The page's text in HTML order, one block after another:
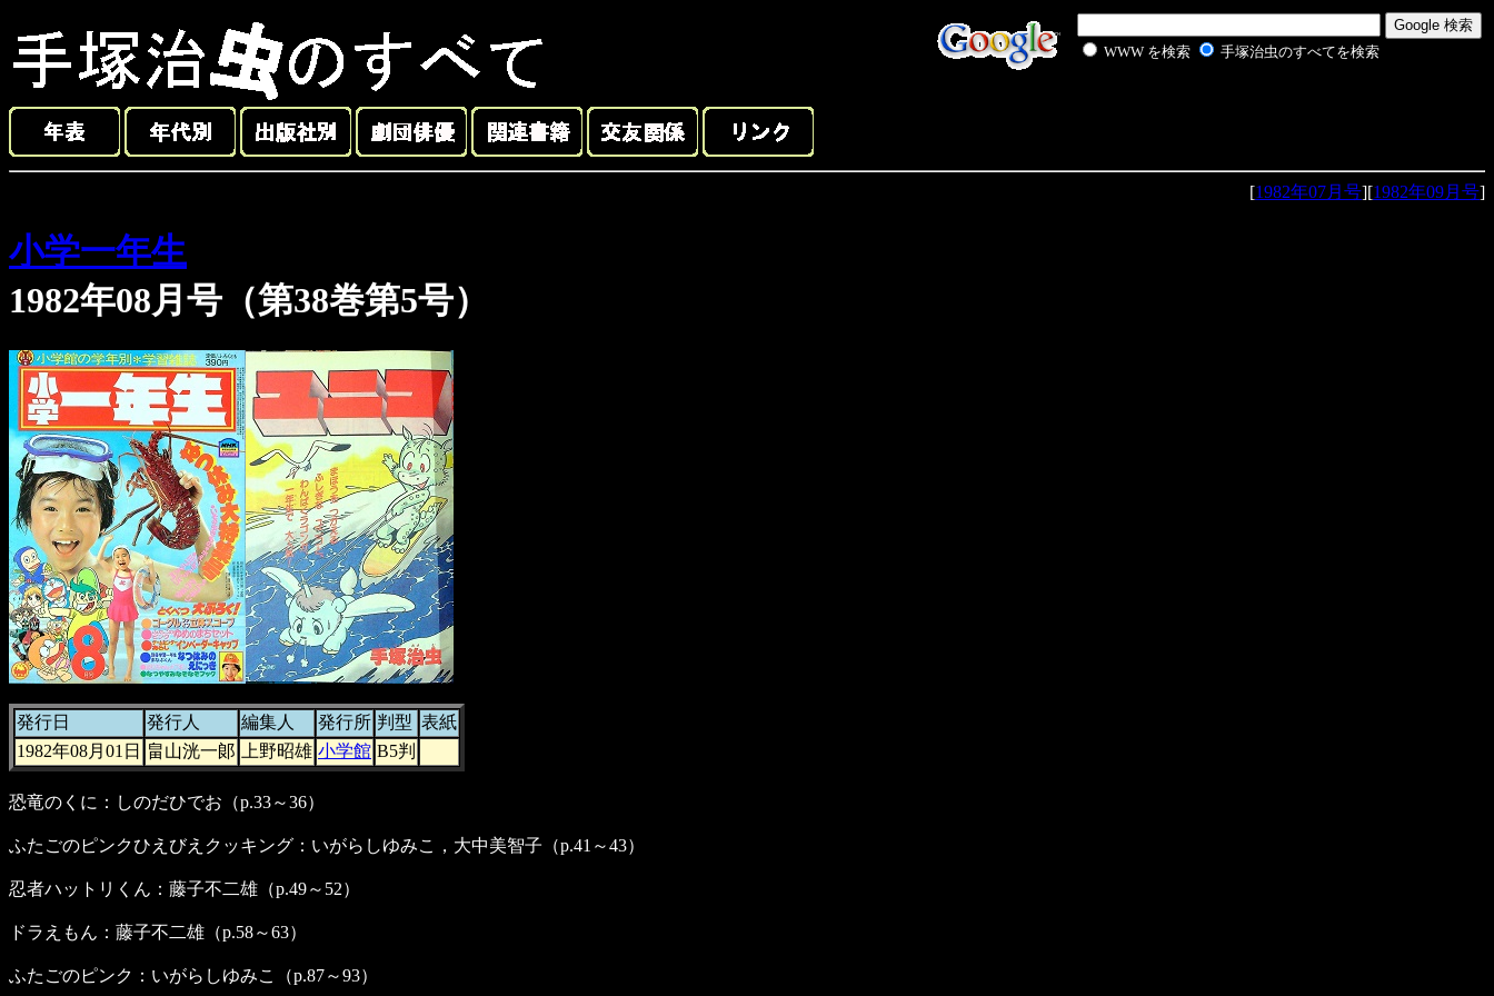
WWW を検索 手塚治虫のすべてを検索
[1982年07月号][1982年09月号]
小学一年生
1982年08月号（第38巻第5号）
発行日 発行人 編集人 発行所 判型 表紙
1982年08月01日
畠山洸一郞 上野昭雄 小学館 B5判
恐竜のくに：しのだひでお（p.33～36）
ふたごのピンクひえびえクッキング：いがらしゆみこ，大中美智子（p.41～43）
忍者ハットリくん：藤子不二雄（p.49～52）
ドラえもん：藤子不二雄（p.58～63）
ふたごのピンク：いがらしゆみこ（p.87～93）